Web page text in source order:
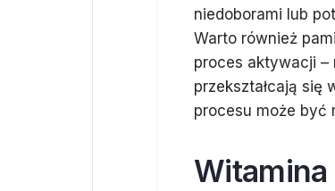
niedoborami lub
Warto również
proces aktywacji –
przekształcają
procesu może być
Witamina